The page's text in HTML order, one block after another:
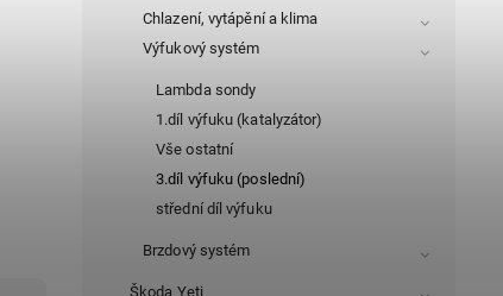
Chlazení, vytápění a klima
Výfukový systém
Lambda sondy
1.díl výfuku (katalyzátor)
Vše ostatní
3.díl výfuku (poslední)
střední díl výfuku
Brzdový systém
Škoda Yeti